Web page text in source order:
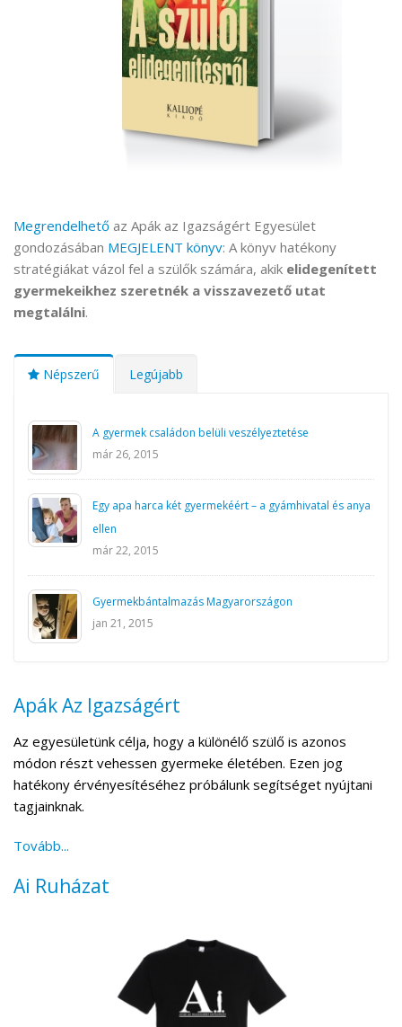
Megrendelhető az Apák az Igazságért Egyesület
gondozásában MEGJELENT könyv: A könyv hatékony
stratégiákat vázol fel a szülők számára, akik elidegenített
gyermekeikhez szeretnék a visszavezető utat
megtalálni.
Népszerű Legújabb
A gyermek családon belüli veszélyeztetése
már 26, 2015
Egy apa harca két gyermekéért – a gyámhivatal és anya
ellen
már 22, 2015
Gyermekbántalmazás Magyarországon
jan 21, 2015
Apák Az Igazságért
Az egyesületünk célja, hogy a különélő szülő is azonos
módon részt vehessen gyermeke életében. Ezen jog
hatékony érvényesítéséhez próbálunk segítséget nyújtani
tagjainknak.
Tovább...
Ai Ruházat